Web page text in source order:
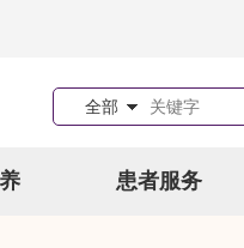
全部
患者服务